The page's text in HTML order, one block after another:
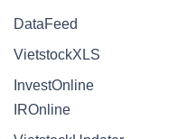
DataFeed
VietstockXLS
InvestOnline
IROnline